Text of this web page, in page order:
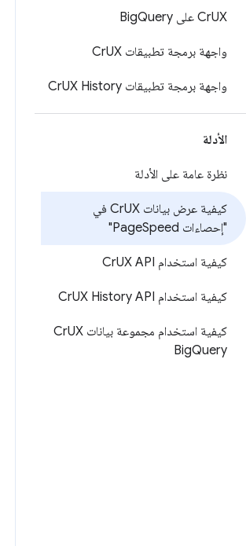
CrUX على Big Query
واجهة برمجة تطبيقات Cr UX
واجهة برمجة تطبيقات Cr UX History
الأدلة
نظرة عامة على الأدلة
كيفية عرض بيانات Cr
UX في
"إحصاءات Page Speed"
كيفية استخدام Cr UX API
كيفية استخدام Cr UX History API
كيفية استخدام مجموعة بيانات Cr UX
BigQuery